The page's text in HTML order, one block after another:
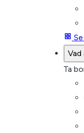
Vad
Ta